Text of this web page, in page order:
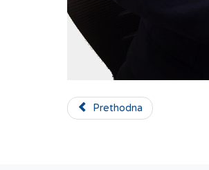
Prethodna